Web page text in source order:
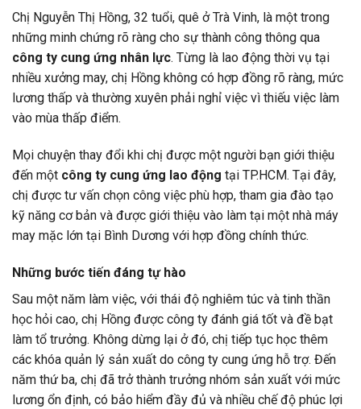
Chị Nguyễn Thị Hồng, 32 tuổi, quê ở Trà Vinh, là một trong
những minh chứng rõ ràng cho sự thành công thông qua
công ty cung ứng nhân lực. Từng là lao động thời vụ tại
nhiều xưởng may, chị Hồng không có hợp đồng rõ ràng, mức
lương thấp và thường xuyên phải nghỉ việc vì thiếu việc làm
vào mùa thấp điểm.
Mọi chuyện thay đổi khi chị được một người bạn giới thiệu
đến một công ty cung ứng lao động tại TP.HCM. Tại đây,
chị được tư vấn chọn công việc phù hợp, tham gia đào tạo
kỹ năng cơ bản và được giới thiệu vào làm tại một nhà máy
may mặc lớn tại Bình Dương với hợp đồng chính thức.
Những bước tiến đáng tự hào
Sau một năm làm việc, với thái độ nghiêm túc và tinh thần
học hỏi cao, chị Hồng được công ty đánh giá tốt và đề bạt
làm tổ trưởng. Không dừng lại ở đó, chị tiếp tục học thêm
các khóa quản lý sản xuất do công ty cung ứng hỗ trợ. Đến
năm thứ ba, chị đã trở thành trưởng nhóm sản xuất với mức
lương ổn định, có bảo hiểm đầy đủ và nhiều chế độ phúc lợi